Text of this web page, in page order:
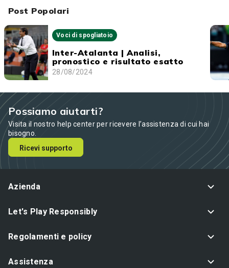
Post Popolari
Voci di spogliatoio
Inter-Atalanta | Analisi,
pronostico e risultato esatto
28/08/2024
Possiamo aiutarti?
Visita il nostro help center per ricevere l’assistenza di cui hai
bisogno.
Ricevi supporto
Azienda
Let's Play Responsibly
Regolamenti e policy
Assistenza